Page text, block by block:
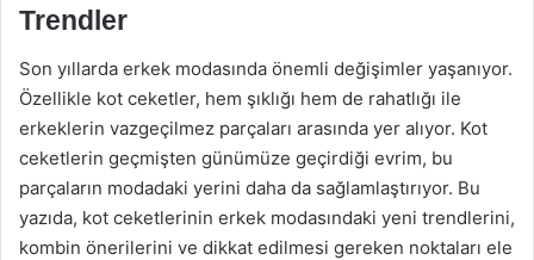
Trendler
Son yıllarda erkek modasında önemli değişimler yaşanıyor.
Özellikle kot ceketler, hem şıklığı hem de rahatlığı ile
erkeklerin vazgeçilmez parçaları arasında yer alıyor. Kot
ceketlerin geçmişten günümüze geçirdiği evrim, bu
parçaların modadaki yerini daha da sağlamlaştırıyor. Bu
yazıda, kot ceketlerinin erkek modasındaki yeni trendlerini,
kombin önerilerini ve dikkat edilmesi gereken noktaları ele